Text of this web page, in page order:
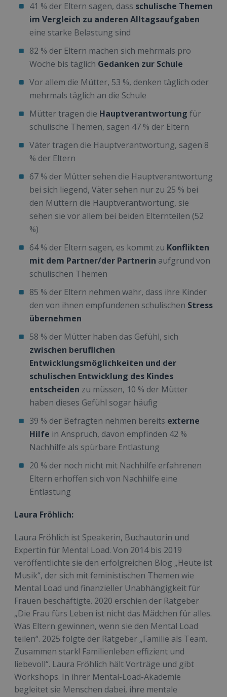
41 % der Eltern sagen, dass schulische Themen
im Vergleich zu anderen Alltagsaufgaben
eine starke Belastung sind
82 % der Eltern machen sich mehrmals pro
Woche bis täglich Gedanken zur Schule
Vor allem die Mütter, 53 %, denken täglich oder
mehrmals täglich an die Schule
Mütter tragen die Hauptverantwortung für
schulische Themen, sagen 47 % der Eltern
Väter tragen die Hauptverantwortung, sagen 8
% der Eltern
67 % der Mütter sehen die Hauptverantwortung
bei sich liegend, Väter sehen nur zu 25 % bei
den Müttern die Hauptverantwortung, sie
sehen sie vor allem bei beiden Elternteilen (52
%)
64 % der Eltern sagen, es kommt zu Konflikten
mit dem Partner/der Partnerin aufgrund von
schulischen Themen
85 % der Eltern nehmen wahr, dass ihre Kinder
den von ihnen empfundenen schulischen Stress
übernehmen
58 % der Mütter haben das Gefühl, sich
zwischen beruflichen
Entwicklungsmöglichkeiten und der
schulischen Entwicklung des Kindes
entscheiden zu müssen, 10 % der Mütter
haben dieses Gefühl sogar häufig
39 % der Befragten nehmen bereits externe
Hilfe in Anspruch, davon empfinden 42 %
Nachhilfe als spürbare Entlastung
20 % der noch nicht mit Nachhilfe erfahrenen
Eltern erhoffen sich von Nachhilfe eine
Entlastung
Laura Fröhlich:
Laura Fröhlich ist Speakerin, Buchautorin und
Expertin für Mental Load. Von 2014 bis 2019
veröffentlichte sie den erfolgreichen Blog „Heute ist
Musik“, der sich mit feministischen Themen wie
Mental Load und finanzieller Unabhängigkeit für
Frauen beschäftigte. 2020 erschien der Ratgeber
„Die Frau fürs Leben ist nicht das Mädchen für alles.
Was Eltern gewinnen, wenn sie den Mental Load
teilen“. 2025 folgte der Ratgeber „Familie als Team.
Zusammen stark! Familienleben effizient und
liebevoll“. Laura Fröhlich hält Vorträge und gibt
Workshops. In ihrer Mental-Load-Akademie
begleitet sie Menschen dabei, ihre mentale